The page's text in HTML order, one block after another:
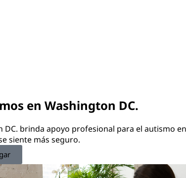
en Washington DC.
DC. brinda apoyo profesional para el
siente más seguro.